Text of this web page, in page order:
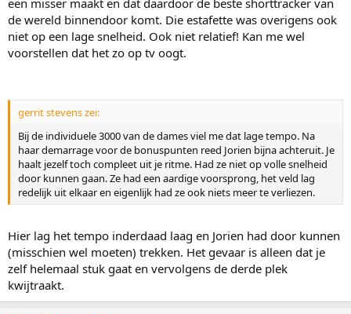
de wereld binnendoor komt. Die estafette was overigens ook
niet op een lage snelheid. Ook niet relatief! Kan me wel
voorstellen dat het zo op tv oogt.
gerrit stevens zei:
Bij de individuele 3000 van de dames viel me dat lage tempo. Na
haar demarrage voor de bonuspunten reed Jorien bijna achteruit. Je
haalt jezelf toch compleet uit je ritme. Had ze niet op volle snelheid
door kunnen gaan. Ze had een aardige voorsprong, het veld lag
redelijk uit elkaar en eigenlijk had ze ook niets meer te verliezen.
Hier lag het tempo inderdaad laag en Jorien had door kunnen
(misschien wel moeten) trekken. Het gevaar is alleen dat je
zelf helemaal stuk gaat en vervolgens de derde plek
kwijtraakt.